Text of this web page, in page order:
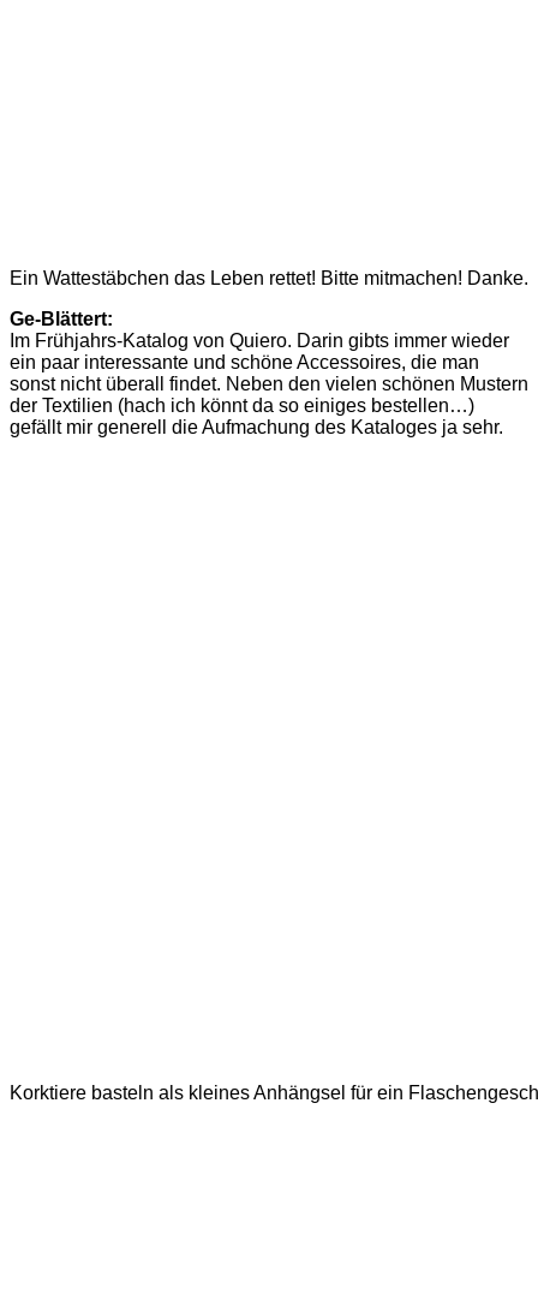
Ein Wattestäbchen das Leben rettet! Bitte mitmachen! Danke.
Ge-Blättert:
Im Frühjahrs-Katalog von Quiero. Darin gibts immer wieder
ein paar interessante und schöne Accessoires, die man
sonst nicht überall findet. Neben den vielen schönen Mustern
der Textilien (hach ich könnt da so einiges bestellen…)
gefällt mir generell die Aufmachung des Kataloges ja sehr.
Korktiere basteln als kleines Anhängsel für ein